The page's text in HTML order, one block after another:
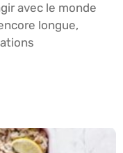
avec le monde
longue,